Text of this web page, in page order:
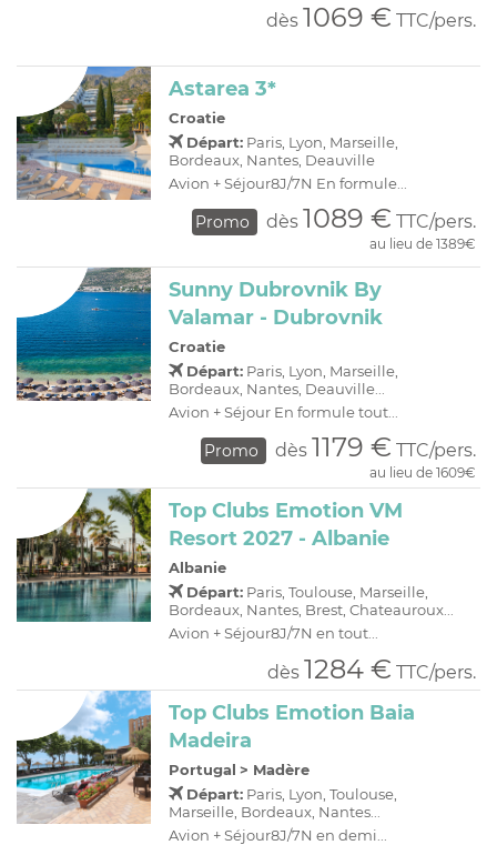
dès 1069 € TTC/pers.
Astarea 3*
Croatie
Départ: Paris, Lyon, Marseille,
Bordeaux, Nantes, Deauville
Avion + Séjour8J/7N En formule...
Promo dès 1089 € TTC/pers.
au lieu de 1389€
Sunny Dubrovnik By
Valamar - Dubrovnik
Croatie
Départ: Paris, Lyon, Marseille,
Bordeaux, Nantes, Deauville...
Avion + Séjour En formule tout...
Promo dès 1179 € TTC/pers.
au lieu de 1609€
Top Clubs Emotion VM
Resort 2027 - Albanie
Albanie
Départ: Paris, Toulouse, Marseille,
Bordeaux, Nantes, Brest, Chateauroux...
Avion + Séjour8J/7N en tout...
dès 1284 € TTC/pers.
Top Clubs Emotion Baia
Madeira
Portugal > Madère
Départ: Paris, Lyon, Toulouse,
Marseille, Bordeaux, Nantes...
Avion + Séjour8J/7N en demi...